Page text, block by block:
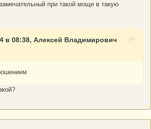
при такой моще в такую
в 08:38, Алексей Владимирович